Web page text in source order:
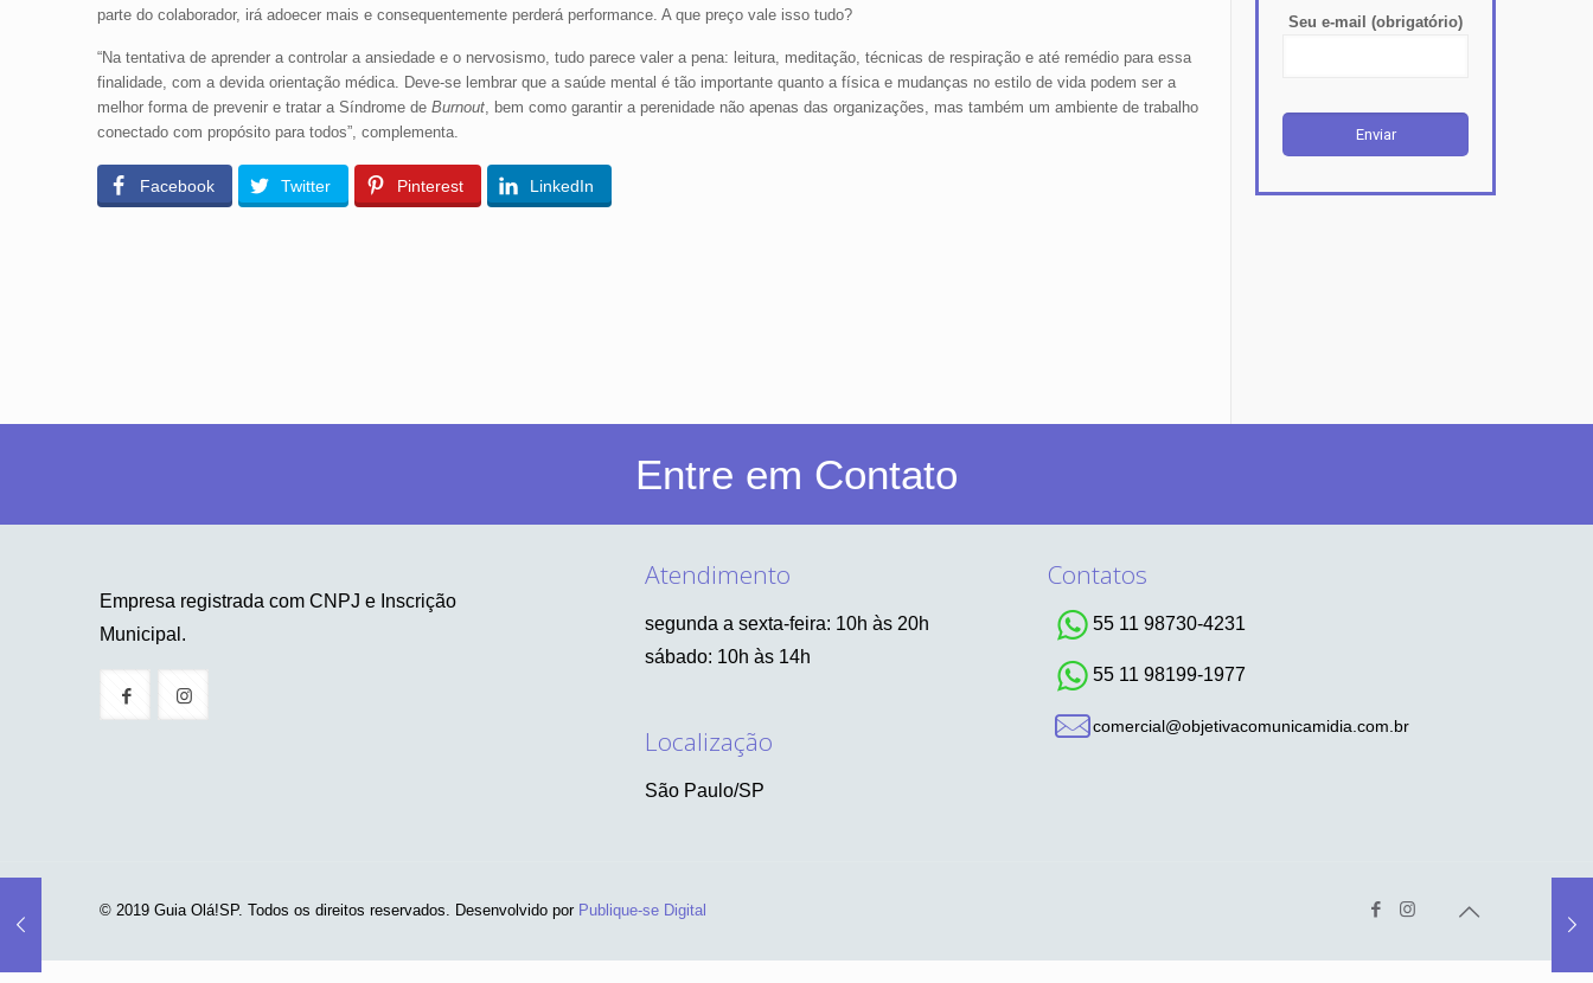
parte do colaborador, irá adoecer mais e consequentemente perderá performance. A que preço vale isso tudo?
“Na tentativa de aprender a controlar a ansiedade e o nervosismo, tudo parece valer a pena: leitura, meditação, técnicas de respiração e até remédio para essa
finalidade, com a devida orientação médica. Deve-se lembrar que a saúde mental é tão importante quanto a física e mudanças no estilo de vida podem ser a
melhor forma de prevenir e tratar a Síndrome de Burnout, bem como garantir a perenidade não apenas das organizações, mas também um ambiente de trabalho
conectado com propósito para todos”, complementa.
Facebook Twitter Pinterest LinkedIn
Seu e-mail (obrigatório)
Entre em Contato
Empresa registrada com CNPJ e Inscrição
Municipal.
Atendimento
segunda a sexta-feira: 10h às 20h
sábado: 10h às 14h
Localização
São Paulo/SP
Contatos
55 11 98730-4231
55 11 98199-1977
comercial@objetivacomunicamidia.com.br
© 2019 Guia Olá!SP. Todos os direitos reservados. Desenvolvido por Publique-se Digital